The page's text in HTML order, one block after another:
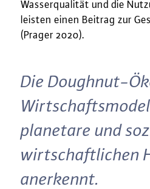
Wasserqualität und die
leisten einen Beitrag zur
(Prager 2020).
Die Doughnut-
planetare und
wirtschaftlichen
anerkennt.